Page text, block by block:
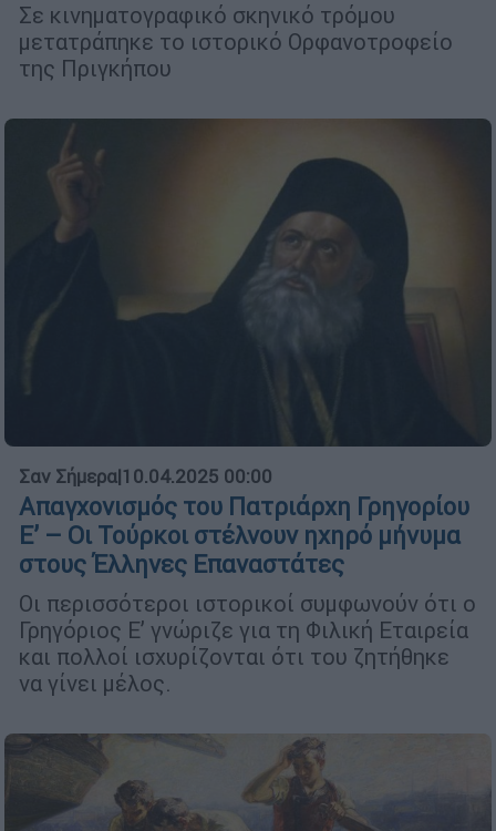
Σε κινηματογραφικό σκηνικό τρόμου
μετατράπηκε το ιστορικό Ορφανοτροφείο
της Πριγκήπου
Σαν Σήμερα|10.04.2025 00:00
Απαγχονισμός του Πατριάρχη Γρηγορίου
Ε’ – Οι Τούρκοι στέλνουν ηχηρό μήνυμα
στους Έλληνες Επαναστάτες
Οι περισσότεροι ιστορικοί συμφωνούν ότι ο
Γρηγόριος Ε’ γνώριζε για τη Φιλική Εταιρεία
και πολλοί ισχυρίζονται ότι του ζητήθηκε
να γίνει μέλος.